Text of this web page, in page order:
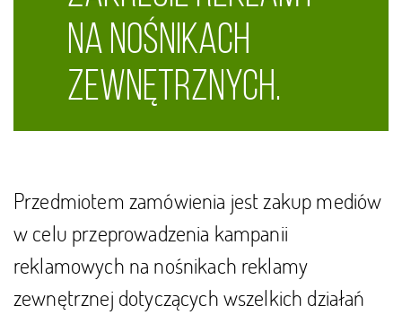
NA NOŚNIKACH
ZEWNĘTRZNYCH.
Przedmiotem zamówienia jest zakup mediów
w celu przeprowadzenia kampanii
reklamowych na nośnikach reklamy
zewnętrznej dotyczących wszelkich działań